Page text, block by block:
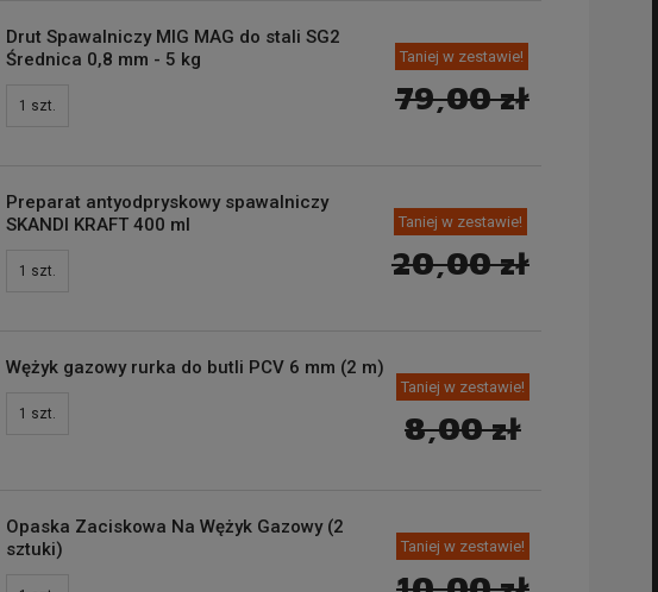
Drut Spawalniczy MIG MAG do stali SG2
Średnica 0,8 mm - 5 kg
1 szt. 79,00 zł
Taniej w zestawie!
Preparat antyodpryskowy spawalniczy
SKANDI KRAFT 400 ml
1 szt. 20,00 zł
Taniej w zestawie!
Wężyk gazowy rurka do butli PCV 6 mm (2 m)
1 szt. 8,00 zł
Taniej w zestawie!
Opaska Zaciskowa Na Wężyk Gazowy (2
sztuki)
Taniej w zestawie!